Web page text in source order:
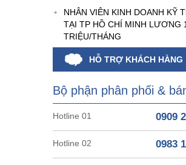
NHÂN VIÊN KINH DOANH KỸ
TẠI TP HỒ CHÍ MINH LƯƠNG
TRIỆU/THÁNG
HỖ TRỢ KHÁCH HÀNG
Bộ phận phân phối &
Hotline 01 0909
Hotline 02 0983